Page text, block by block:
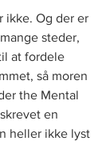
ikke. Og der er
steder,
at fordele
så moren
the Mental
en
heller ikke lyst